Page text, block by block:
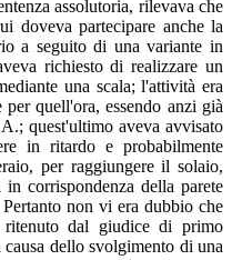
assolutoria, rilevava che
doveva partecipare anche la
a seguito di una variante in
richiesto di realizzare un
una scala; l'attività era
quell'ora, essendo anzi già
quest'ultimo aveva avvisato
in ritardo e probabilmente
per raggiungere il solaio,
corrispondenza della parete
non vi era dubbio che
dal giudice di primo
dello svolgimento di una